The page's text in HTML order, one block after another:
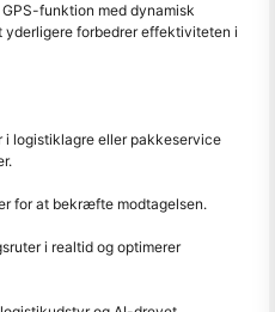
funktion med dynamisk
forbedrer effektiviteten i
i logistiklagre eller pakkeservice
for at bekræfte modtagelsen.
i realtid og optimerer